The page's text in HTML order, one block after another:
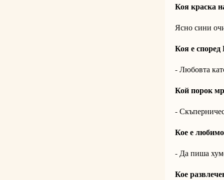
Коя краска
Ясно сини
Коя е според
- Любовта
Кой порок
-
Кое е
- Да пиша
Кое